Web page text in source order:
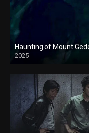
Haunting of Mount
2025